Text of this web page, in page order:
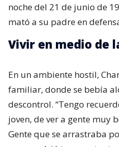
noche del 21 de junio de
mató a su padre en
Vivir en medio de
En un ambiente hostil,
familiar, donde se bebía
descontrol. “Tengo
joven, de ver a gente muy
Gente que se arrastraba